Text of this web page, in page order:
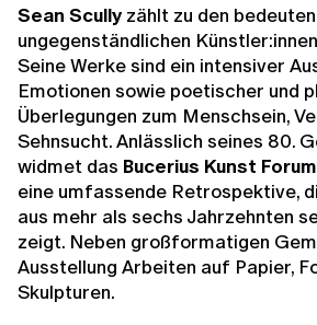
Sean Scully zählt zu den
ungegenständlichen
Seine Werke sind ein intensiver
Emotionen sowie poetischer und
Überlegungen zum Menschsein,
Sehnsucht. Anlässlich seines 80.
widmet das Bucerius Kunst Forum
eine umfassende Retrospektive,
aus mehr als sechs Jahrzehnten
zeigt. Neben großformatigen
Ausstellung Arbeiten auf Papier,
Skulpturen.